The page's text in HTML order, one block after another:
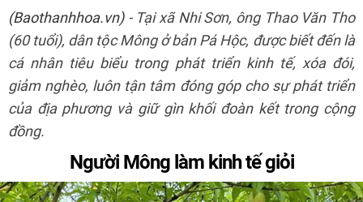
(Baothanhhoa.vn)- Tại xã Nhi Sơn, ông Thao Văn Tho
(60 tuổi), dân tộc Mông ở bản Pá Hộc, được biết đến là
cá nhân tiêu biểu trong phát triển kinh tế, xóa đói,
giảm nghèo, luôn tận tâm đóng góp cho sự phát triển
của địa phương và giữ gìn khối đoàn kết trong cộng
đồng.
Người Mông làm kinh tế giỏi